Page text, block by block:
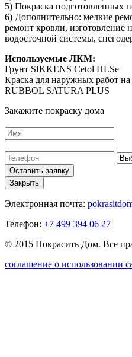
5) Покраска подготовленных
6) Дополнительно: мелкие
ремонт кровли, изготовление
водосточной системы,
Используемые ЛКМ:
Грунт SIKKENS Cetol HLSe
Краска для наружных работ
RUBBOL SATURA PLUS
Закажите покраску дома
Закрыть
Электронная почта:
Телефон: +7 499 394 06 27
© 2015 Покрасить Дом. Все
соглашение о использовании